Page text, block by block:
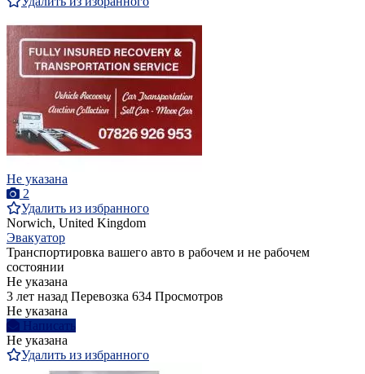
Не указана
2
Удалить из избранного
Norwich, United Kingdom
Эвакуатор
Транспортировка вашего авто в рабочем и не рабочем
состоянии
Не указана
3 лет назад Перевозка 634 Просмотров
Не указана
Написать
Не указана
Удалить из избранного